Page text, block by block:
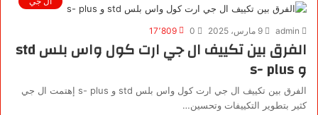
admin 9 مارس، 2025 0 17٬809
الفرق بين تكييف ال جي ارت كول واس بلس std
و s- plus
الفرق بين تكييف ال جي ارت كول واس بلس std و s- plus إهتمت ال جي
كثير بتطوير التكييفات وتحسين…